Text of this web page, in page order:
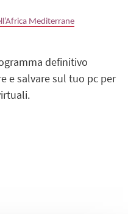
Mediterrane
definitivo
e salvare sul tuo pc per